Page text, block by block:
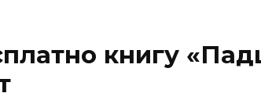
книгу